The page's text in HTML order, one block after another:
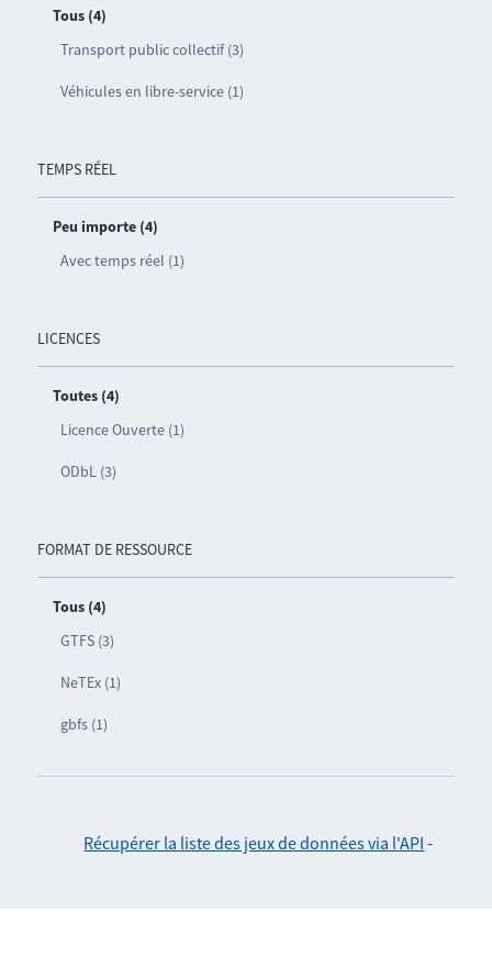
Tous (4)
Transport public collectif (3)
Véhicules en libre-service (1)
TEMPS RÉEL
Peu importe (4)
Avec temps réel (1)
LICENCES
Toutes (4)
Licence Ouverte (1)
ODbL (3)
FORMAT DE RESSOURCE
Tous (4)
GTFS (3)
NeTEx (1)
gbfs (1)
Récupérer la liste des jeux de données via l'API -